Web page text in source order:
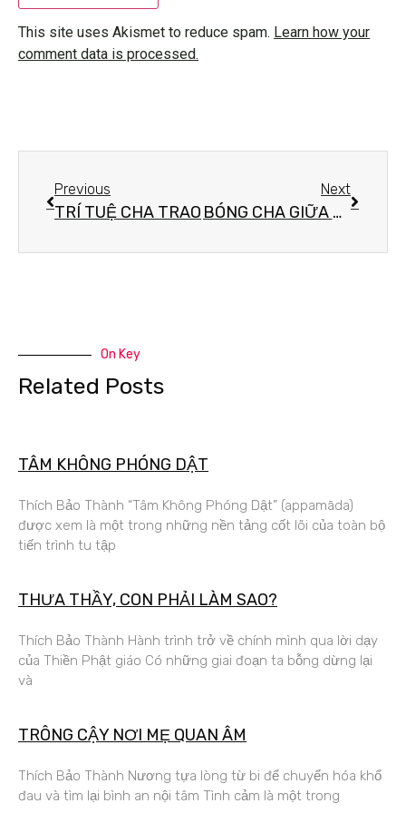
This site uses Akismet to reduce spam. Learn how your
comment data is processed.
Previous
TRÍ TUỆ CHA TRAO
Next
BÓNG CHA GIỮA ĐỜI CON
On Key
Related Posts
TÂM KHÔNG PHÓNG DẬT
Thích Bảo Thành “Tâm Không Phóng Dật” (appamāda)
được xem là một trong những nền tảng cốt lõi của toàn bộ
tiến trình tu tập
THƯA THẦY, CON PHẢI LÀM SAO?
Thích Bảo Thành Hành trình trở về chính mình qua lời dạy
của Thiền Phật giáo Có những giai đoạn ta bỗng dừng lại
và
TRÔNG CẬY NƠI MẸ QUAN ÂM
Thích Bảo Thành Nương tựa lòng từ bi để chuyển hóa khổ
đau và tìm lại bình an nội tâm Tình cảm là một trong